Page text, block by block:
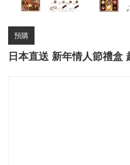
預購
日本直送 新年情人節禮盒